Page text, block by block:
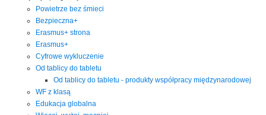
Powietrze bez śmieci
Bezpieczna+
Erasmus+ strona
Erasmus+
Cyfrowe wykluczenie
Od tablicy do tabletu
Od tablicy do tabletu - produkty współpracy międzynarodowej
WF z klasą
Edukacja globalna